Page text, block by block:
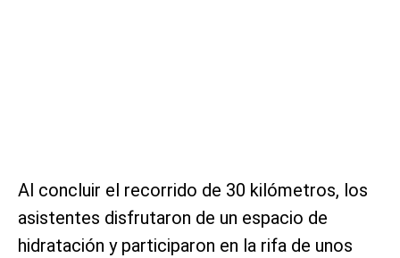
Al concluir el recorrido de 30 kilómetros, los
asistentes disfrutaron de un espacio de
hidratación y participaron en la rifa de unos